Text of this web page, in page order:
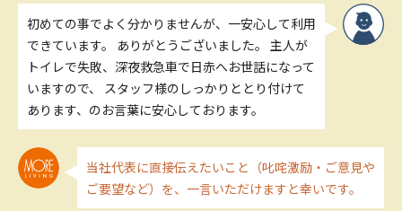
初めての事でよく分かりませんが、一安心して利用
できています。 ありがとうございました。 主人が
トイレで失敗、深夜救急車で日赤へお世話になって
いますので、 スタッフ様のしっかりととり付けて
あります、のお言葉に安心しております。
当社代表に直接伝えたいこと（叱咤激励・ご意見や
ご要望など）を、一言いただけますと幸いです。